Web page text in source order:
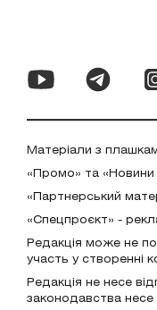
Матеріали з
«Промо» та «Новини
«Партнерський
«Спецпроєкт» -
Редакція може не
участь у створенні
Редакція не несе
законодавства